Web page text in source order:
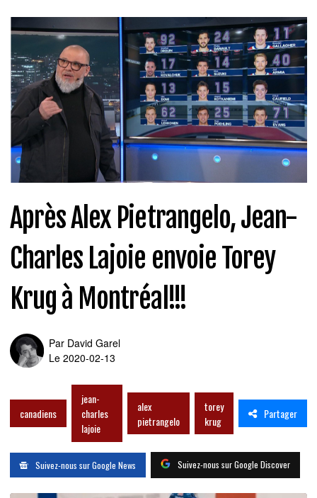
Après Alex Pietrangelo, Jean-
Charles Lajoie envoie Torey
Krug à Montréal!!!
Par David Garel
Le 2020-02-13
canadiens
jean-
charles
lajoie
alex
pietrangelo
torey
krug
Partager
Suivez-nous sur Google News Suivez-nous sur Google Discover